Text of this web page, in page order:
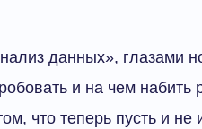
данных», глазами
и на чем набить
что теперь пусть и